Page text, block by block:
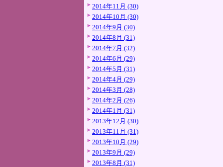
2014年11月 (30)
2014年10月 (30)
2014年9月 (30)
2014年8月 (31)
2014年7月 (32)
2014年6月 (29)
2014年5月 (31)
2014年4月 (29)
2014年3月 (28)
2014年2月 (26)
2014年1月 (31)
2013年12月 (30)
2013年11月 (31)
2013年10月 (29)
2013年9月 (29)
2013年8月 (31)